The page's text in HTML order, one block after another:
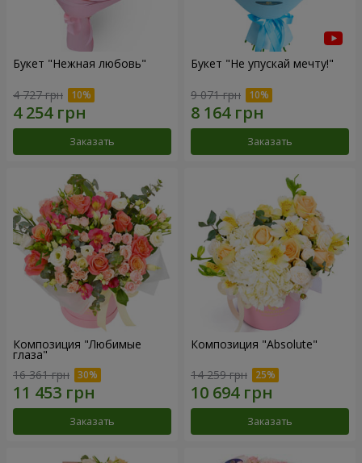
Букет "Нежная любовь"
4 727 грн
Заказать
Букет "Не упускай мечту!"
9 071 грн
Заказать
Композиция "Любимые
глаза"
16 361 грн
Заказать
Композиция "Absolute"
14 259 грн
Заказать